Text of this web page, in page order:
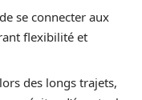
se connecter aux
flexibilité et
des longs trajets,